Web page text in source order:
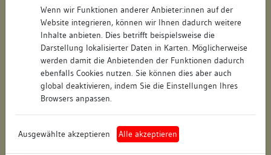
Wenn wir Funktionen anderer Anbieter:innen auf der
Website integrieren, können wir Ihnen dadurch weitere
Inhalte anbieten. Dies betrifft beispielsweise die
Darstellung lokalisierter Daten in Karten. Möglicherweise
werden damit die Anbietenden der Funktionen dadurch
ebenfalls Cookies nutzen. Sie können dies aber auch
global deaktivieren, indem Sie die Einstellungen Ihres
Browsers anpassen.
Ausgewählte akzeptieren Alle akzeptieren
Stadt-Teilort: Besigheim
Regierungsbezirk: Stuttgart
Ludwigsburg (Landkreis)
Wohnplatzschlüssel: 8118007001
Flurstücknummer: keine
Historischer Straßenname: keiner